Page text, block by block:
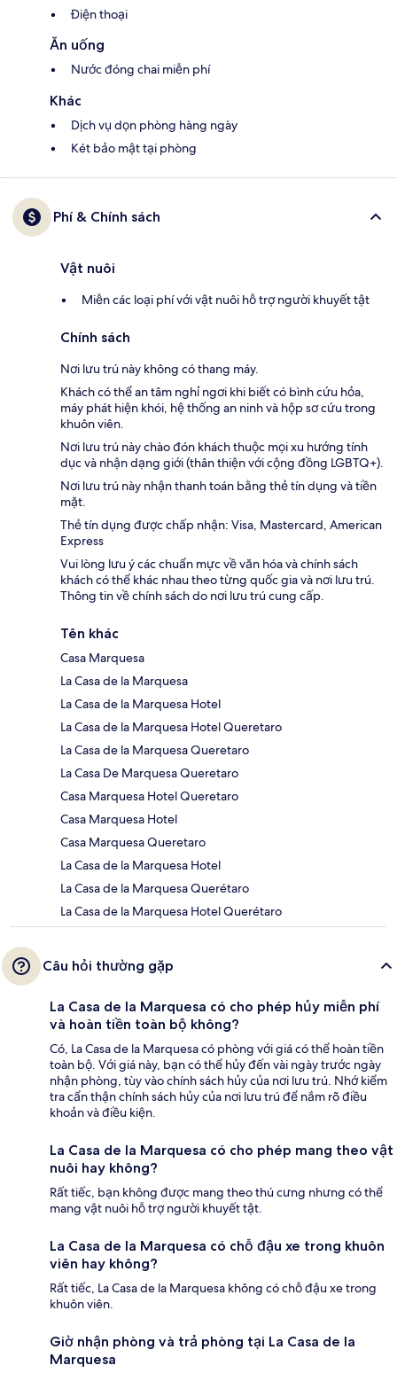
Điện thoại
Ăn uống
Nước đóng chai miễn phí
Khác
Dịch vụ dọn phòng hàng ngày
Két bảo mật tại phòng
Phí & Chính sách
Vật nuôi
Miễn các loại phí với vật nuôi hỗ trợ người khuyết tật
Chính sách
Nơi lưu trú này không có thang máy.
Khách có thể an tâm nghỉ ngơi khi biết có bình cứu hỏa,
máy phát hiện khói, hệ thống an ninh và hộp sơ cứu trong
khuôn viên.
Nơi lưu trú này chào đón khách thuộc mọi xu hướng tính
dục và nhận dạng giới (thân thiện với cộng đồng LGBTQ+).
Nơi lưu trú này nhận thanh toán bằng thẻ tín dụng và tiền
mặt.
Thẻ tín dụng được chấp nhận: Visa, Mastercard, American
Express
Vui lòng lưu ý các chuẩn mực về văn hóa và chính sách
khách có thể khác nhau theo từng quốc gia và nơi lưu trú.
Thông tin về chính sách do nơi lưu trú cung cấp.
Tên khác
Casa Marquesa
La Casa de la Marquesa
La Casa de la Marquesa Hotel
La Casa de la Marquesa Hotel Queretaro
La Casa de la Marquesa Queretaro
La Casa De Marquesa Queretaro
Casa Marquesa Hotel Queretaro
Casa Marquesa Hotel
Casa Marquesa Queretaro
La Casa de la Marquesa Hotel
La Casa de la Marquesa Querétaro
La Casa de la Marquesa Hotel Querétaro
Câu hỏi thường gặp
La Casa de la Marquesa có cho phép hủy miễn phí
và hoàn tiền toàn bộ không?
Có, La Casa de la Marquesa có phòng với giá có thể hoàn tiền
toàn bộ. Với giá này, bạn có thể hủy đến vài ngày trước ngày
nhận phòng, tùy vào chính sách hủy của nơi lưu trú. Nhớ kiểm
tra cẩn thận chính sách hủy của nơi lưu trú để nắm rõ điều
khoản và điều kiện.
La Casa de la Marquesa có cho phép mang theo vật
nuôi hay không?
Rất tiếc, bạn không được mang theo thú cưng nhưng có thể
mang vật nuôi hỗ trợ người khuyết tật.
La Casa de la Marquesa có chỗ đậu xe trong khuôn
viên hay không?
Rất tiếc, La Casa de la Marquesa không có chỗ đậu xe trong
khuôn viên.
Giờ nhận phòng và trả phòng tại La Casa de la
Marquesa